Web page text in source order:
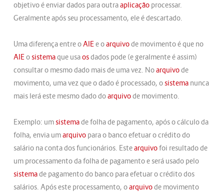
objetivo é enviar dados para outraaplicaçãoprocessar.
Geralmente após seu processamento, ele é descartado.
Uma diferença entre oAIEe oarquivode movimento é que no
AIEosistemaque usaosdados pode (e geralmente é assim)
consultar o mesmo dado mais de uma vez. Noarquivode
movimento, uma vez que o dado é processado, osistemanunca
mais lerá este mesmo dado doarquivode movimento.
Exemplo: umsistemade folha de pagamento, após o cálculo da
folha, envia umarquivopara o banco efetuar o crédito do
salário na conta dos funcionários. Estearquivofoi resultado de
um processamento da folha de pagamento e será usado pelo
sistemade pagamento do banco para efetuar o crédito dos
salários. Após este processamento, oarquivode movimento